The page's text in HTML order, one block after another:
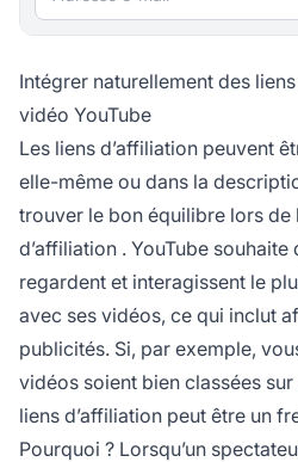
Intégrer naturellement des
vidéo YouTube
Les liens d’affiliation peuvent
elle-même ou dans la
trouver le bon équilibre lors de
d’affiliation . YouTube
regardent et interagissent le
avec ses vidéos, ce qui inclut
publicités. Si, par exemple,
vidéos soient bien classées
liens d’affiliation peut être un
Pourquoi ? Lorsqu’un